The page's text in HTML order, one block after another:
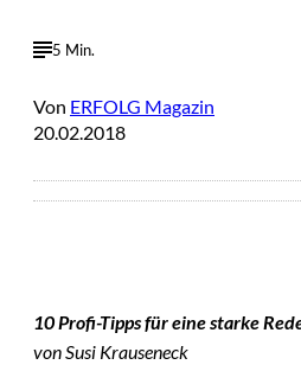
5 Min.
Von ERFOLG Magazin
20.02.2018
10 Profi-Tipps für eine starke
vonSusi Krauseneck